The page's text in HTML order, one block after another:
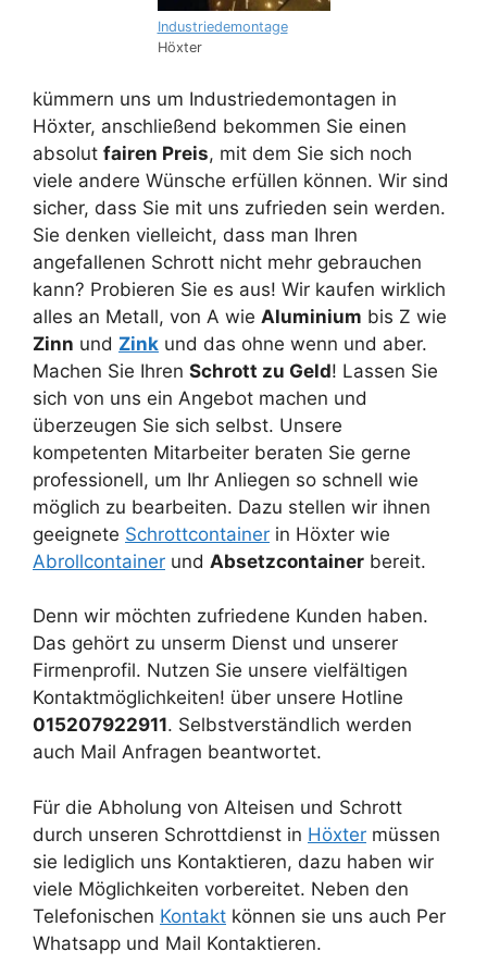
Industriedemontage
Höxter
kümmern uns um Industriedemontagen in
Höxter, anschließend bekommen Sie einen
absolut fairen Preis, mit dem Sie sich noch
viele andere Wünsche erfüllen können. Wir sind
sicher, dass Sie mit uns zufrieden sein werden.
Sie denken vielleicht, dass man Ihren
angefallenen Schrott nicht mehr gebrauchen
kann? Probieren Sie es aus! Wir kaufen wirklich
alles an Metall, von A wie Aluminium bis Z wie
Zinn und Zink und das ohne wenn und aber.
Machen Sie Ihren Schrott zu Geld! Lassen Sie
sich von uns ein Angebot machen und
überzeugen Sie sich selbst. Unsere
kompetenten Mitarbeiter beraten Sie gerne
professionell, um Ihr Anliegen so schnell wie
möglich zu bearbeiten. Dazu stellen wir ihnen
geeignete Schrottcontainer in Höxter wie
Abrollcontainer und Absetzcontainer bereit.
Denn wir möchten zufriedene Kunden haben.
Das gehört zu unserm Dienst und unserer
Firmenprofil. Nutzen Sie unsere vielfältigen
Kontaktmöglichkeiten! über unsere Hotline
015207922911. Selbstverständlich werden
auch Mail Anfragen beantwortet.
Für die Abholung von Alteisen und Schrott
durch unseren Schrottdienst in Höxter müssen
sie lediglich uns Kontaktieren, dazu haben wir
viele Möglichkeiten vorbereitet. Neben den
Telefonischen Kontakt können sie uns auch Per
Whatsapp und Mail Kontaktieren.